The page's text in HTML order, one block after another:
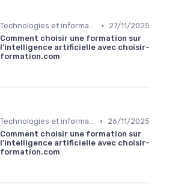
Technologies et informatique •
27/11/2025
Comment choisir une formation sur
l’intelligence artificielle avec choisir-
formation.com
Technologies et informatique •
26/11/2025
Comment choisir une formation sur
l’intelligence artificielle avec choisir-
formation.com